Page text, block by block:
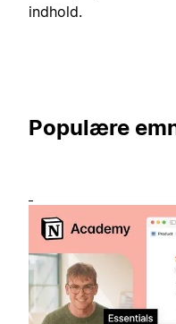
indhold.
Populære